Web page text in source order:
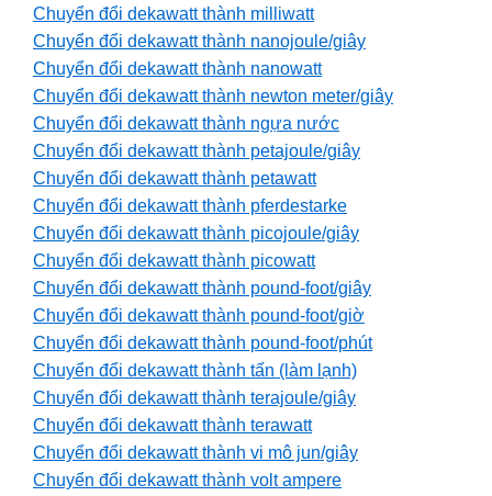
Chuyển đổi dekawatt thành milliwatt
Chuyển đổi dekawatt thành nanojoule/giây
Chuyển đổi dekawatt thành nanowatt
Chuyển đổi dekawatt thành newton meter/giây
Chuyển đổi dekawatt thành ngựa nước
Chuyển đổi dekawatt thành petajoule/giây
Chuyển đổi dekawatt thành petawatt
Chuyển đổi dekawatt thành pferdestarke
Chuyển đổi dekawatt thành picojoule/giây
Chuyển đổi dekawatt thành picowatt
Chuyển đổi dekawatt thành pound-foot/giây
Chuyển đổi dekawatt thành pound-foot/giờ
Chuyển đổi dekawatt thành pound-foot/phút
Chuyển đổi dekawatt thành tấn (làm lạnh)
Chuyển đổi dekawatt thành terajoule/giây
Chuyển đổi dekawatt thành terawatt
Chuyển đổi dekawatt thành vi mô jun/giây
Chuyển đổi dekawatt thành volt ampere